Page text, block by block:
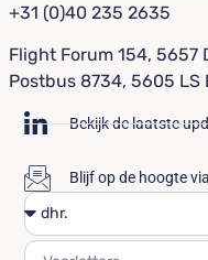
+31 (0)40 235 2635
Flight Forum 154, 5657
Postbus 8734, 5605 LS
Bekijk de laatste
Blijf op de hoogte